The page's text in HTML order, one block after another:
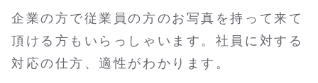
企業の方で従業員の方のお写真を持って来て
頂ける方もいらっしゃいます。社員に対する
対応の仕方、適性がわかります。